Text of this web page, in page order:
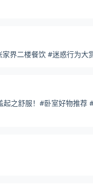
界二楼餐饮 #迷惑行为大
起之舒服！#卧室好物推荐